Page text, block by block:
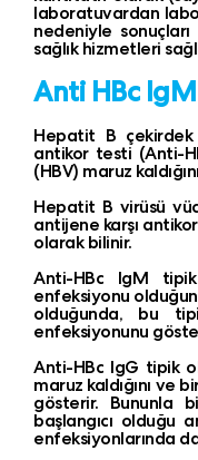
laboratuvardan
nedeniyle
sağlık hizmetleri
Anti HBc
Hepatit B
antikor testi (Anti-
(HBV) maruz
Hepatit B virüsü
antijene karşı
olarak bilinir.
Anti-HBc IgM
enfeksiyonu
olduğunda, bu
enfeksiyonunu
Anti-HBc IgG tipik
maruz kaldığını ve
gösterir. Bununla
başlangıcı olduğu
enfeksiyonlarında